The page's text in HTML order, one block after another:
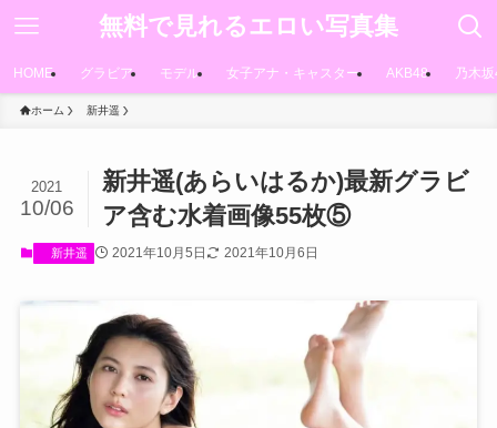
無料で見れるエロい写真集
HOME グラビア モデル 女子アナ・キャスター AKB48 乃木
ホーム 新井遥
新井遥(あらいはるか)最新グラビ
ア含む水着画像55枚⑤
2021
10/06
新井遥 2021年10月5日 2021年10月6日